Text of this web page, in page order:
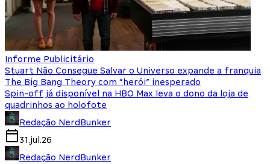
Informe Publicitário
Stuart Não Consegue Salvar o Universo expande a franquia
The Big Bang Theory com “herói” inesperado
Spin-off já disponível na HBO Max leva o dono da loja de
quadrinhos ao holofote
Redação NerdBunker
31.jul.26
Redação NerdBunker